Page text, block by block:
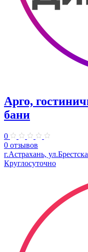
Арго,
бани
0
0 отзывов
г.Астрахань,
Круглосуточно